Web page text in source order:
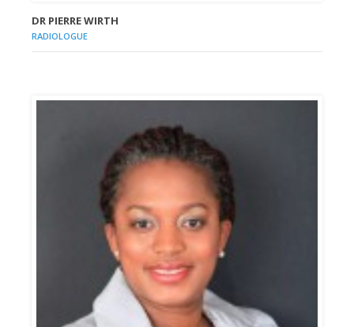
DR PIERRE WIRTH
RADIOLOGUE